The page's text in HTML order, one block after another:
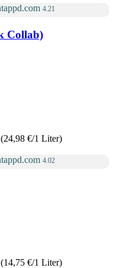
4.21
Collab)
€/1 Liter)
4.02
€/1 Liter)